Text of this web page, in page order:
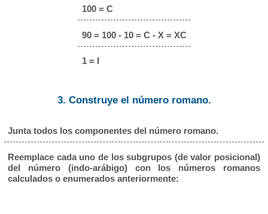
100 = C
90 = 100 - 10 = C - X = XC
1 = I
3. Construye el número romano.
Junta todos los componentes del número romano.
Reemplace cada uno de los subgrupos (de valor posicional)
del número (indo-arábigo) con los números romanos
calculados o enumerados anteriormente: